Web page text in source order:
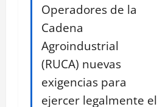
Operadores de la
Cadena
Agroindustrial
(RUCA) nuevas
exigencias para
ejercer legalmente el